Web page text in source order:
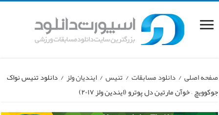
صفحه اصلی / دانلود مسابقات / تنیس / ایندیان ولز / دانلود تنیس نواک
جوکوویچ – خوآن مارتین دل پوترو (ایندین ولز ۲۰۱۷)